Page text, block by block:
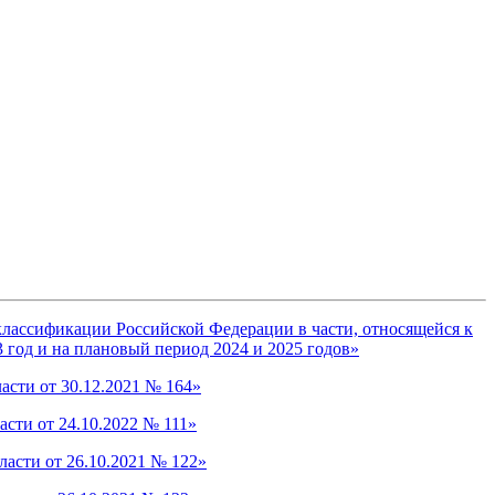
Российской Федерации в части, относящейся к
и на плановый период 2024 и 2025 годов»
от 30.12.2021 № 164»
от 24.10.2022 № 111»
от 26.10.2021 № 122»